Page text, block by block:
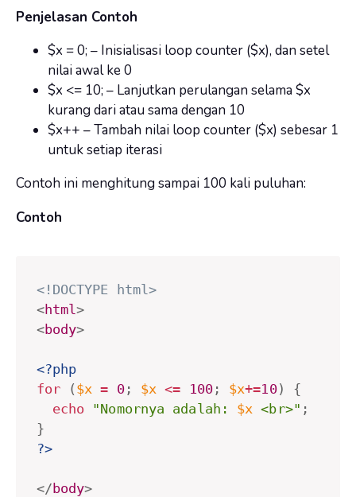
Penjelasan Contoh
$x = 0; – Inisialisasi loop counter ($x), dan setel
nilai awal ke 0
$x <= 10; – Lanjutkan perulangan selama $x
kurang dari atau sama dengan 10
$x++ – Tambah nilai loop counter ($x) sebesar 1
untuk setiap iterasi
Contoh ini menghitung sampai 100 kali puluhan:
Contoh
<!DOCTYPE html>
<html>
<body>
<?php
for
( $x = 0; $x <= 100; $x+=10)
{
echo
"Nomornya adalah: $x <br>" ;
}
?>
</body>